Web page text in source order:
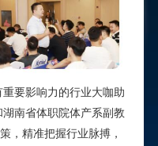
要影响力的行业大咖助
南省体职院体产系副教
，精准把握行业脉搏，